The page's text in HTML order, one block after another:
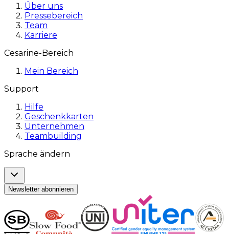
Über uns
Pressebereich
Team
Karriere
Cesarine-Bereich
Mein Bereich
Support
Hilfe
Geschenkkarten
Unternehmen
Teambuilding
Sprache ändern
Newsletter abonnieren